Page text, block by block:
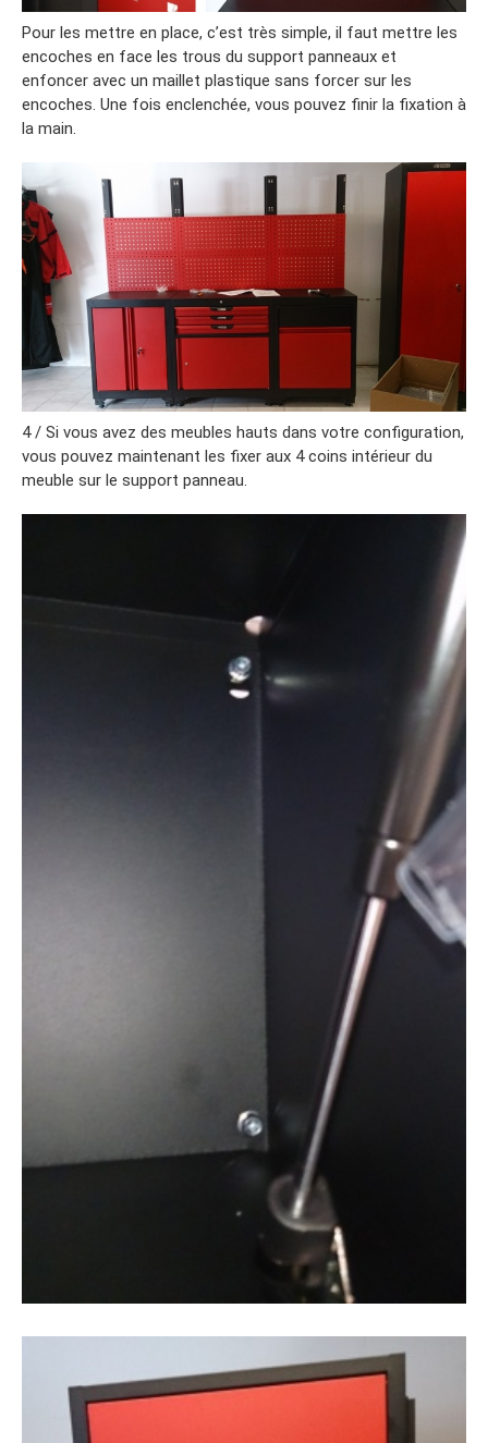
Pour les mettre en place, c’est très simple, il faut mettre les
encoches en face les trous du support panneaux et
enfoncer avec un maillet plastique sans forcer sur les
encoches. Une fois enclenchée, vous pouvez finir la fixation à
la main.
4 / Si vous avez des meubles hauts dans votre configuration,
vous pouvez maintenant les fixer aux 4 coins intérieur du
meuble sur le support panneau.